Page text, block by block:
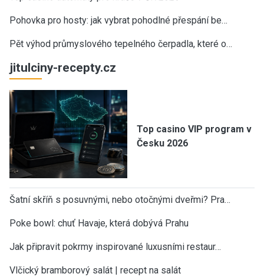
Pohovka pro hosty: jak vybrat pohodlné přespání be…
Pět výhod průmyslového tepelného čerpadla, které o…
jitulciny-recepty.cz
Top casino VIP program v
Česku 2026
Šatní skříň s posuvnými, nebo otočnými dveřmi? Pra…
Poke bowl: chuť Havaje, která dobývá Prahu
Jak připravit pokrmy inspirované luxusními restaur…
Vlčický bramborový salát | recept na salát